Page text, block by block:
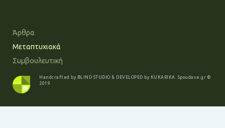
Άρθρα
Μεταπτυχιακά
Συμβουλευτική
Handcrafted by BLIND STUDIO & DEVELOPED by KUKARIKA. Spoudase.gr ©
2019